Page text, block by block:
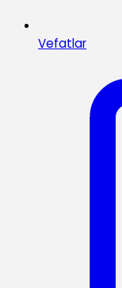
Vefatlar